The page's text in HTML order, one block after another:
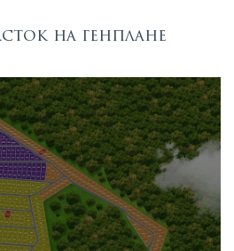
на генплане